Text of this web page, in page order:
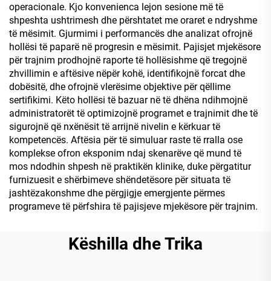
operacionale. Kjo konvenienca lejon sesione më të
shpeshta ushtrimesh dhe përshtatet me oraret e ndryshme
të mësimit. Gjurmimi i performancës dhe analizat ofrojnë
hollësi të paparë në progresin e mësimit. Pajisjet mjekësore
për trajnim prodhojnë raporte të hollësishme që tregojnë
zhvillimin e aftësive nëpër kohë, identifikojnë forcat dhe
dobësitë, dhe ofrojnë vlerësime objektive për qëllime
sertifikimi. Këto hollësi të bazuar në të dhëna ndihmojnë
administratorët të optimizojnë programet e trajnimit dhe të
sigurojnë që nxënësit të arrijnë nivelin e kërkuar të
kompetencës. Aftësia për të simuluar raste të rralla ose
komplekse ofron eksponim ndaj skenarëve që mund të
mos ndodhin shpesh në praktikën klinike, duke përgatitur
furnizuesit e shërbimeve shëndetësore për situata të
jashtëzakonshme dhe përgjigje emergjente përmes
programeve të përfshira të pajisjeve mjekësore për trajnim.
Këshilla dhe Trika